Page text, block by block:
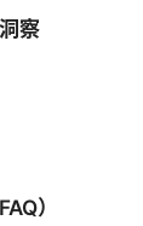
察
）